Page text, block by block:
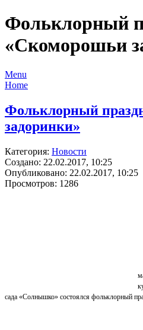
Фольклорный
«Скоморошьи
Menu
Home
Фольклорный
задоринки»
Категория: Новости
Создано: 22.02.2017, 10:25
Опубликовано: 22.02.2017, 10:25
Просмотров: 1286
сада «Солнышко» состоялся фольклорный